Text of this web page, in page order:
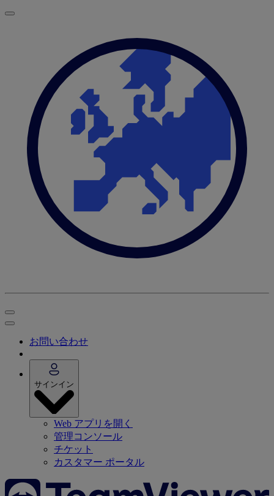
お問い合わせ
サインイン
Web アプリを開く
管理コンソール
チケット
カスタマー ポータル